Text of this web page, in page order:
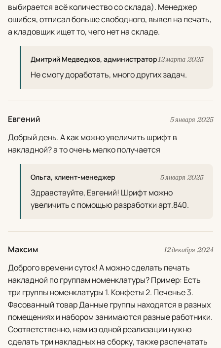
выбирается всё количество со склада). Менеджер
ошибся, отписал больше свободного, вывел на печать,
а кладовщик ищет то, чего нет на складе.
Дмитрий Медведков, администратор12 марта 2025
Не смогу доработать, много других задач.
Евгений 5 января 2025
Добрый день. А как можно увеличить шрифт в
накладной? а то очень мелко получается
Ольга, клиент-менеджер 5 января 2025
Здравствуйте, Евгений! Шрифт можно
увеличить с помощью разработки арт.840.
Максим 12 декабря 2024
Доброго времени суток! А можно сделать печать
накладной по группам номенклатуры? Пример: Есть
три группы номенклатуры 1. Конфеты 2. Печенье 3.
Фасованный товар Данные группы находятся в разных
помещениях и набором занимаются разные работники.
Соответственно, нам из одной реализации нужно
сделать три накладных на сборку, также распечатать